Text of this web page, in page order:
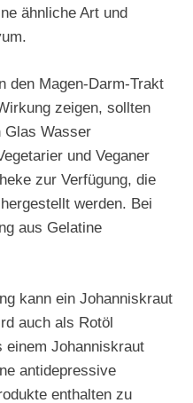
ähnliche Art und
den Magen-Darm-Trakt
zeigen, sollten
Glas Wasser
und Veganer
zur Verfügung, die
werden. Bei
aus Gelatine
kann ein Johanniskraut
auch als Rotöl
einem Johanniskraut
antidepressive
enthalten zu